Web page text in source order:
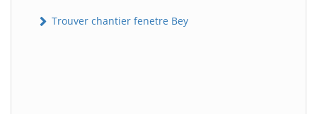
Trouver chantier fenetre Bey